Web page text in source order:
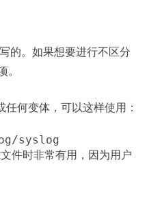
的。如果想要进行不区分
。
任何变体，可以这样使用：
syslog
件时非常有用，因为用户